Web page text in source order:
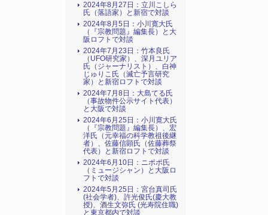
2024年8月27日：立川こしら
氏（落語家）と新宿で対談
2024年8月5日：小川寛大氏
（『宗教問題』編集長）と大
阪ロフトで対談
2024年7月23日：竹本良氏
（UFO研究家）、深月ユリア
氏（ジャーナリスト）、白神
じゅりこ氏（滅亡予言研究
家）と新宿ロフトで対談
2024年7月8日：大島てる氏
（事故物件公示サイト代表）
と大阪で対談
2024年6月25日：小川寛大氏
（『宗教問題』編集長）、宏
洋氏（元幸福の科学教祖後継
者）、佐藤信顕氏（佐藤葬祭
代表）と新宿ロフトで対談
2024年6月10日：ニポポ氏
（ミュージシャン）と大阪ロ
フトで対談
2024年5月25日：宮台真司氏
(社会学者)、許光俊氏(慶大教
授)、酒生文弥氏 (光寿院住職)
と東京都内で対談